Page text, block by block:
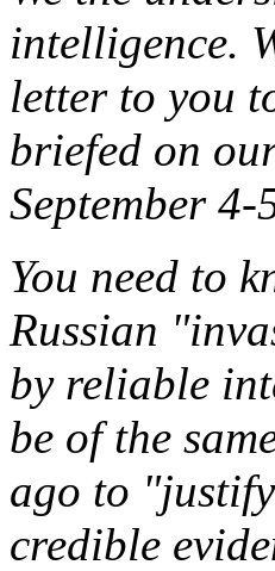
intelligence.
letter to you
briefed on
September 4-
You need to
Russian
by reliable
be of the
ago to
credible